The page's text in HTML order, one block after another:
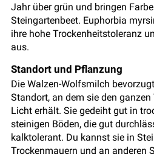
Jahr über grün und bringen
Steingartenbeet. Euphorbia
ihre hohe Trockenheitstoleranz
aus.
Standort und Pflanzung
Die Walzen-Wolfsmilch
Standort, an dem sie den
Licht erhält. Sie gedeiht gut in
steinigen Böden, die gut
kalktolerant. Du kannst sie in
Trockenmauern und an anderen